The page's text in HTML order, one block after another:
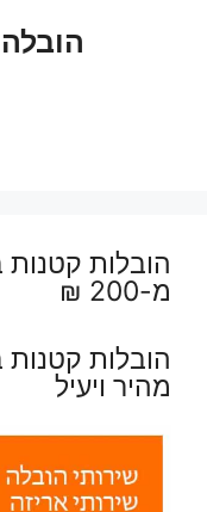
הובלות קטנות
מ-200 ₪
הובלות
מהיר ויעיל